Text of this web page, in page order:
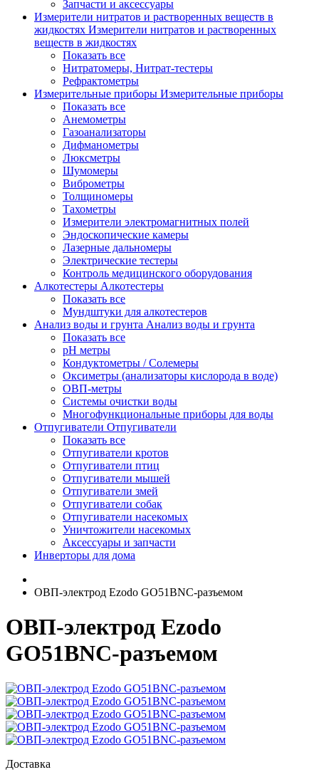
Запчасти и аксессуары
Измерители нитратов и растворенных веществ в
жидкостях Измерители нитратов и растворенных
веществ в жидкостях
Показать все
Нитратомеры, Нитрат-тестеры
Рефрактометры
Измерительные приборы Измерительные приборы
Показать все
Анемометры
Газоанализаторы
Дифманометры
Люксметры
Шумомеры
Виброметры
Толщиномеры
Тахометры
Измерители электромагнитных полей
Эндоскопические камеры
Лазерные дальномеры
Электрические тестеры
Контроль медицинского оборудования
Алкотестеры Алкотестеры
Показать все
Мундштуки для алкотестеров
Анализ воды и грунта Анализ воды и грунта
Показать все
pH метры
Кондуктометры / Солемеры
Оксиметры (анализаторы кислорода в воде)
ОВП-метры
Системы очистки воды
Многофункциональные приборы для воды
Отпугиватели Отпугиватели
Показать все
Отпугиватели кротов
Отпугиватели птиц
Отпугиватели мышей
Отпугиватели змей
Отпугиватели собак
Отпугиватели насекомых
Уничтожители насекомых
Аксессуары и запчасти
Инверторы для дома
ОВП-электрод Ezodo GO51BNC-разъемом
ОВП-электрод Ezodo
GO51BNC-разъемом
Доставка